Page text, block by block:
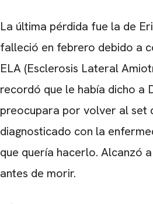
La última pérdida fue la de
falleció en febrero debido a
ELA (Esclerosis Lateral
recordó que le había dicho a
preocupara por volver al set
diagnosticado con la
que quería hacerlo. Alcanzó
antes de morir.